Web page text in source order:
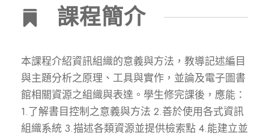
課程簡介
本課程介紹資訊組織的意義與方法，教導記述編目
與主題分析之原理、工具與實作，並論及電子圖書
館相關資源之組織與表達。學生修完課後，應能：
1.了解書目控制之意義與方法 2.善於使用各式資訊
組織系統 3.描述各類資源並提供檢索點 4.能建立並